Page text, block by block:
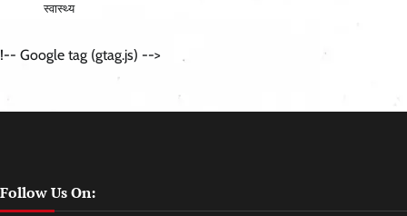
स्वास्थ्य
!-- Google tag (gtag.js) -->
Follow Us On: